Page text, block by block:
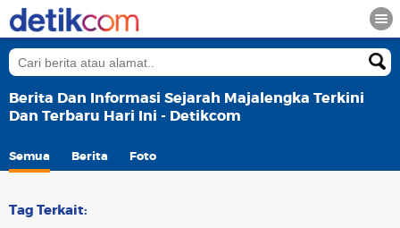
Berita Dan Informasi Sejarah Majalengka Terkini
Dan Terbaru Hari Ini - Detikcom
Semua Berita Foto
Tag Terkait: